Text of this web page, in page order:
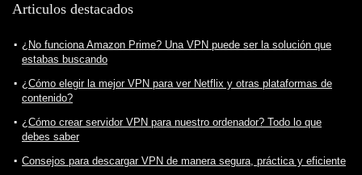
Articulos destacados
¿No funciona Amazon Prime? Una VPN puede ser la solución que
estabas buscando
¿Cómo elegir la mejor VPN para ver Netflix y otras plataformas de
contenido?
¿Cómo crear servidor VPN para nuestro ordenador? Todo lo que
debes saber
Consejos para descargar VPN de manera segura, práctica y eficiente